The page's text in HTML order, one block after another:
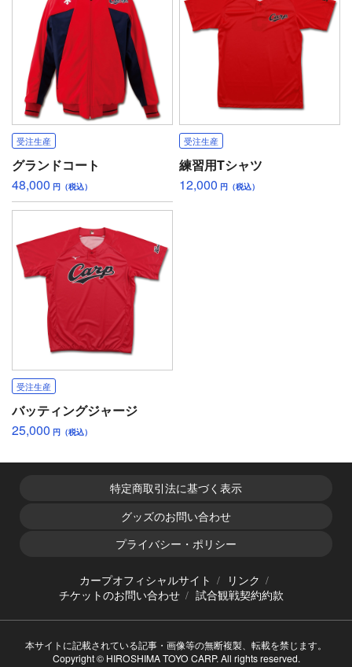
受注生産
グランドコート
48,000 円（税込）
受注生産
練習用Tシャツ
12,000 円（税込）
受注生産
バッティングジャージ
25,000 円（税込）
特定商取引法に基づく表示
グッズのお問い合わせ
プライバシー・ポリシー
カープオフィシャルサイト
リンク
チケットのお問い合わせ
試合観戦契約約款
本サイトに記載されている記事・画像等の無断複製、転載を禁じます。
Copyright © HIROSHIMA TOYO CARP. All rights reserved.